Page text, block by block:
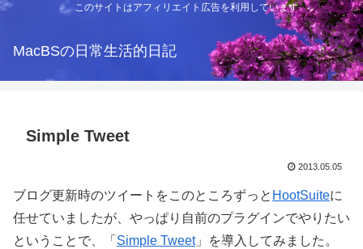
このサイトはアフィリエイト広告を利用しています
MacBSの日常生活的日記
Simple Tweet
2013.05.05
ブログ更新時のツイートをこのところずっと HootSuiteに
任せていましたが、やっぱり自前のプラグインでやりたい
ということで、「 Simple Tweet」を導入してみました。